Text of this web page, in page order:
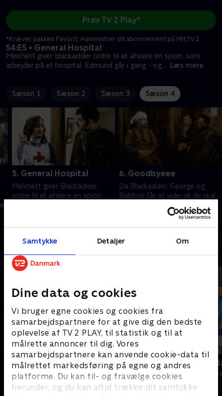
Samtykke Detaljer Om
Dine data og cookies
Vi bruger egne cookies og cookies fra
samarbejdspartnere for at give dig den bedste
oplevelse af TV 2 PLAY, til statistik og til at
målrette annoncer til dig. Vores
samarbejdspartnere kan anvende cookie-data til
målrettet markedsføring på egne og andres
platforme. Du kan til- og fravælge cookies
herunder, og du kan altid trække dit samtykke
S4:E5 • General Hospital
Melchett giver Blackadder ordre til at afsløre en spion, som
arbejder på et hospital. Edmund går i gang - og... Læs mere
Prøv TV 2 Play*
*Kræver pakken Favorit. Administrer dit abonnement på Mit TV 2.
Sæson 1 Sæson 2 Sæson 3 Sæson 4
5. General Hospital
Melchett giver Blackadder
ordre til at afsløre en spion,
23. marts 2005 • 28 min
6. Goodbyeee
Da Blackadder, George og
Baldrick får at vide, at de skal
beslutter Edmund at spille
30. marts 2005 • 29 min
Andre så også
Anstalten
Komedie • 1 sæsoner
Robssons
Komedie • 1